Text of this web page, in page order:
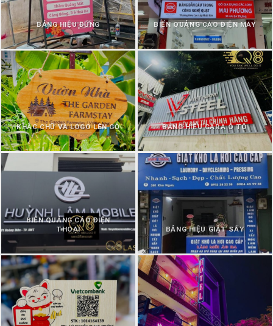
BẢNG HIỆU ĐỨNG BIỂN QUẢNG CÁO ĐIỆN MÁY
KHẮC CHỮ VÀ LOGO LÊN GỖ BẢNG HIỆU GARA Ô TÔ
BIỂN QUẢNG CÁO ĐIỆN
THOẠI
BẢNG HIỆU GIẶT SẤY